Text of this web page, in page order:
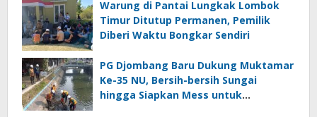
Warung di Pantai Lungkak Lombok
Timur Ditutup Permanen, Pemilik
Diberi Waktu Bongkar Sendiri
PG Djombang Baru Dukung Muktamar
Ke-35 NU, Bersih-bersih Sungai
hingga Siapkan Mess untuk